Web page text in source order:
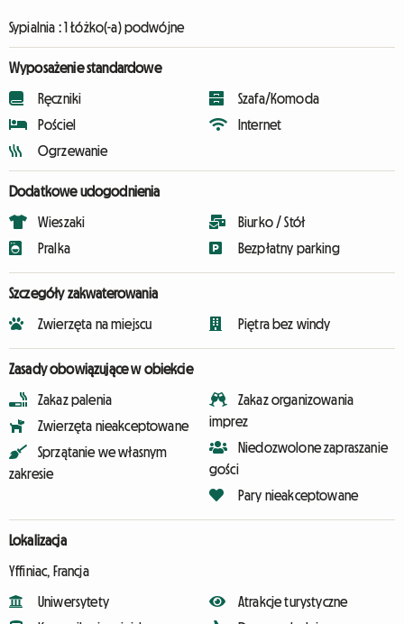
Sypialnia :1 Łóżko(-a) podwójne
Wyposażenie standardowe
Ręczniki
Pościel
Ogrzewanie
Szafa/Komoda
Internet
Dodatkowe udogodnienia
Wieszaki
Pralka
Biurko / Stół
Bezpłatny parking
Szczegóły zakwaterowania
Zwierzęta na miejscu Piętra bez windy
Zasady obowiązujące w obiekcie
Zakaz palenia
Zwierzęta nieakceptowane
Sprzątanie we własnym
zakresie
Zakaz organizowania
imprez
Niedozwolone zapraszanie
gości
Pary nieakceptowane
Lokalizacja
Yffiniac, Francja
Uniwersytety
Atrakcje turystyczne